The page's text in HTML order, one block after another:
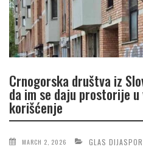
Crnogorska društva iz
da im se daju prostorije u
korišćenje
MARCH 2, 2026 GLAS